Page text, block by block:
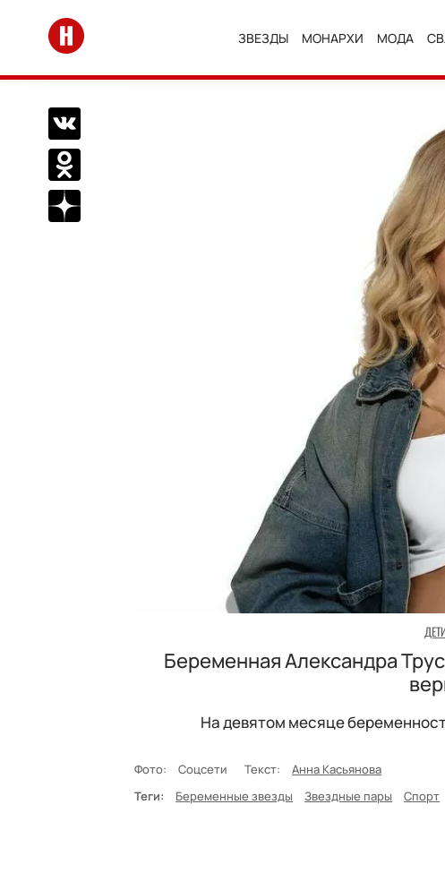
Перейти на главную
ЗВЕЗДЫ МОНАРХИ МОДА
Поделиться Вконтакте
Поделиться в Одноклассниках
Подписаться на нас в Дзен
Беременная Александра
На девятом месяце
Фото: Соцсети Текст: Анна Касьянова
Теги:
Беременные звезды Звездные пары Спорт